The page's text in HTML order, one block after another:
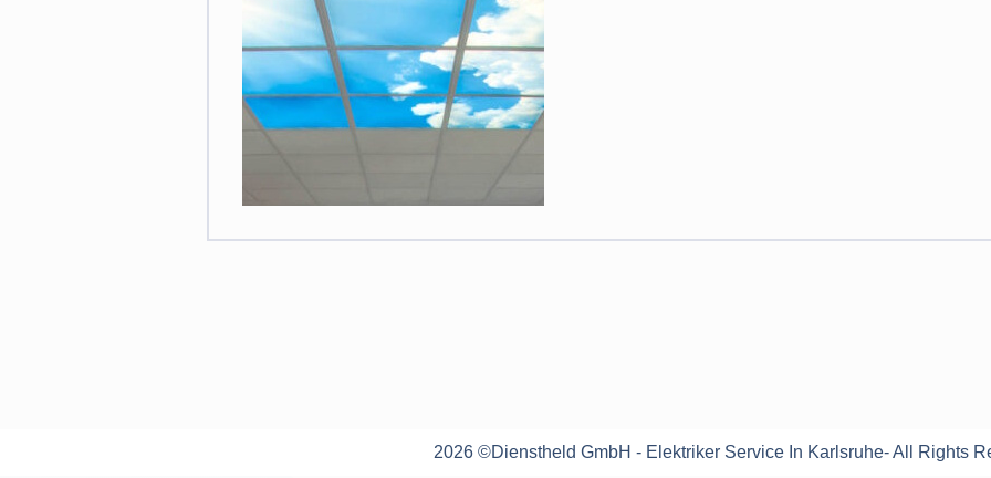
2026 ©Dienstheld GmbH - Elektriker Service In Karlsruhe- All Rights